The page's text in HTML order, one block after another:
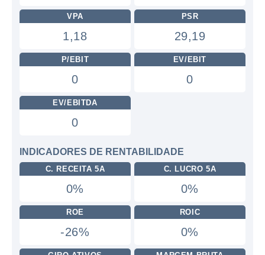
VPA
1,18
PSR
29,19
P/EBIT
0
EV/EBIT
0
EV/EBITDA
0
INDICADORES DE RENTABILIDADE
C. RECEITA 5A
0%
C. LUCRO 5A
0%
ROE
-26%
ROIC
0%